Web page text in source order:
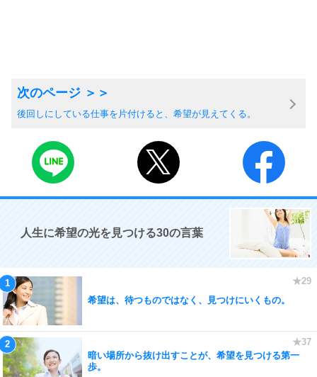
後回しにしている仕事を片付けると、希望が見えてくる。
人生に希望の光を見つける30の言葉
希望は、待つものではなく、見つけにいくもの。
暗い場所から抜け出すことが、希望を見つける第一
歩。